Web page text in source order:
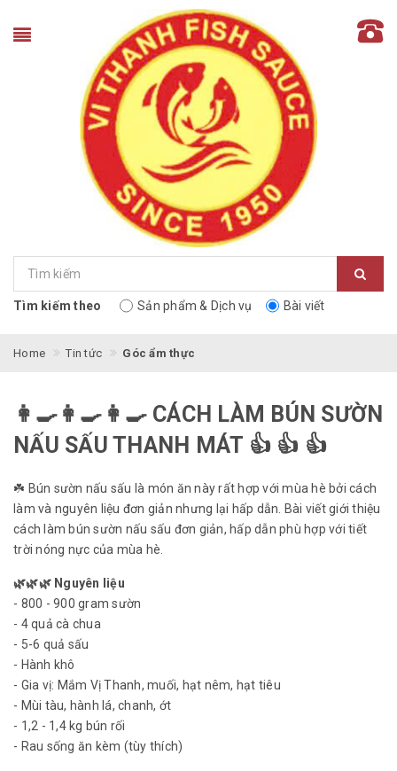
Tìm kiếm theo Sản phẩm & Dịch vụ Bài viết
Home Tin tức Góc ẩm thực
👩‍🍳👩‍🍳👩‍🍳 CÁCH LÀM BÚN SƯỜN
NẤU SẤU THANH MÁT 👍 👍 👍
☘️ Bún sườn nấu sấu là món ăn này rất hợp với mùa hè bởi cách
làm và nguyên liệu đơn giản nhưng lại hấp dẫn. Bài viết giới thiệu
cách làm bún sườn nấu sấu đơn giản, hấp dẫn phù hợp với tiết
trời nóng nực của mùa hè.
🌿🌿🌿 Nguyên liệu
- 800 - 900 gram sườn
- 4 quả cà chua
- 5-6 quả sấu
- Hành khô
- Gia vị: Mắm Vị Thanh, muối, hạt nêm, hạt tiêu
- Mùi tàu, hành lá, chanh, ớt
- 1,2 - 1,4 kg bún rối
- Rau sống ăn kèm (tùy thích)